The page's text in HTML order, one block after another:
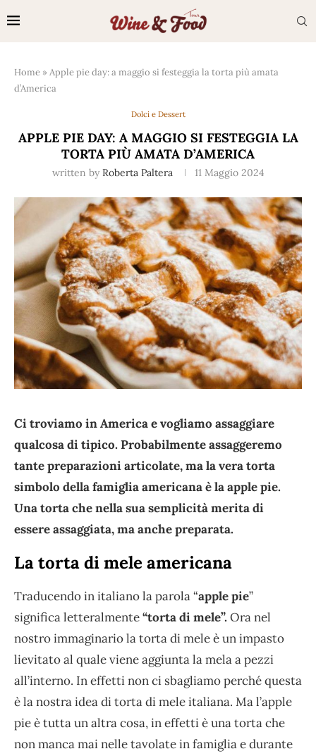
Home »Apple pie day: a maggio si festeggia la torta più amata
d’America
Dolci e Dessert
APPLE PIE DAY: A MAGGIO SI FESTEGGIA LA
TORTA PIÙ AMATA D’AMERICA
written by Roberta Paltera 11 Maggio 2024
Ci troviamo in America e vogliamo assaggiare
qualcosa di tipico. Probabilmente assaggeremo
tante preparazioni articolate, ma la vera torta
simbolo della famiglia americana è la apple pie.
Una torta che nella sua semplicità merita di
essere assaggiata, ma anche preparata.
La torta di mele americana
Traducendo in italiano la parola “apple pie”
significa letteralmente“torta di mele”. Ora nel
nostro immaginario la torta di mele è un impasto
lievitato al quale viene aggiunta la mela a pezzi
all’interno. In effetti non ci sbagliamo perché questa
è la nostra idea di torta di mele italiana. Ma l’apple
pie è tutta un altra cosa, in effetti è una torta che
non manca mai nelle tavolate in famiglia e durante